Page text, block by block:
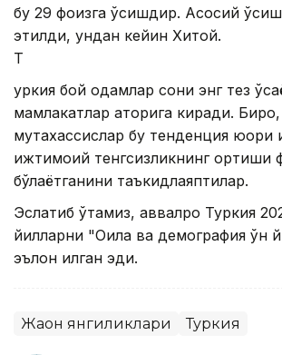
бу 29 фоизга ўсишдир. Асосий
этилди, ундан кейин Хитой.
Т
уркия бой одамлар сони энг тез
мамлакатлар қаторига киради. Бироқ,
мутахассислар бу тенденция юқори
ижтимоий тенгсизликнинг ортиши
бўлаётганини таъкидлаяптилар.
Эслатиб ўтамиз, аввалроқ Туркия
йилларни "Оила ва демография ўн
эълон қилган эди.
Жаҳон янгиликлари Туркия